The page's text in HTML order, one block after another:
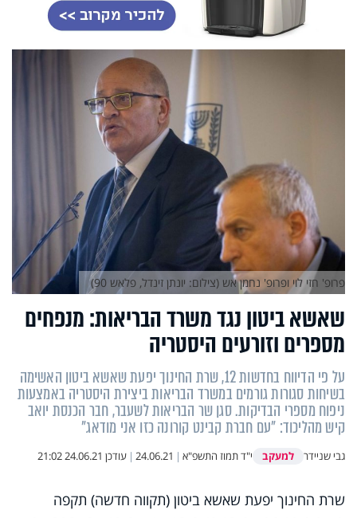
שאשא ביטון נגד משרד הבריאות: מנפחים
מספרים וזורעים היסטריה
על פי הדיווח בחדשות 12, שרת החינוך יפעת שאשא ביטון האשימה
בשיחות סגורות גורמים במשרד הבריאות ביצירת היסטריה באמצעות
ניפוח מספרי הבדיקות. סגן שר הבריאות לשעבר, חבר הכנסת יואב
קיש מהליכוד: "עם חברת קבינט קורונה כזו אני מודאג"
גבי שניידר למעקב י"ד תמוז התשפ"א |
24.06.21
| עודכן 24.06.21 21:02
פרופ' חזי לוי ופרופ' נחמן אש (צילום: יונתן זינדל, פלאש 90)
שרת החינוך יפעת שאשא ביטון (תקווה חדשה) תקפה